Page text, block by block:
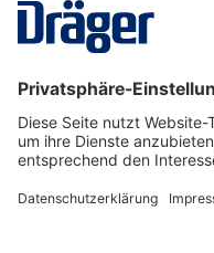
Dräger Austria GmbH
Über Dräger
Informationen